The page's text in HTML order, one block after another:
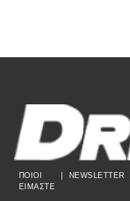
ΠΟΙΟΙ
ΕΙΜΑΣΤΕ
NEWSLETTER